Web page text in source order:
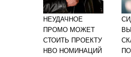
НЕУДАЧНОЕ
ПРОМО МОЖЕТ
СТОИТЬ ПРОЕКТУ
HBO НОМИНАЦИЙ